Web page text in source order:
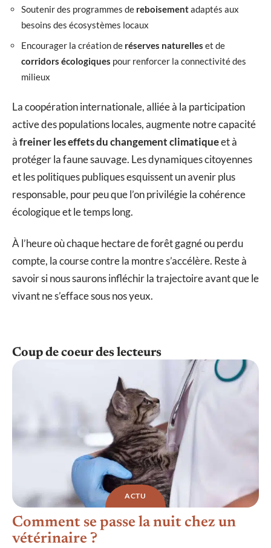
Soutenir des programmes de reboisementadaptés aux
besoins des écosystèmes locaux
Encourager la création de réserves naturelles et de
corridors écologiques pour renforcer la connectivité des
milieux
La coopération internationale, alliée à la participation
active des populations locales, augmente notre capacité
àfreiner les effets du changement climatiqueet à
protéger la faune sauvage. Les dynamiques citoyennes
et les politiques publiques esquissent un avenir plus
responsable, pour peu que l’on privilégie la cohérence
écologique et le temps long.
À l’heure où chaque hectare de forêt gagné ou perdu
compte, la course contre la montre s’accélère. Reste à
savoir si nous saurons infléchir la trajectoire avant que le
vivant ne s’efface sous nos yeux.
Coup de coeur des lecteurs
ACTU
Comment se passe la nuit chez un
vétérinaire ?